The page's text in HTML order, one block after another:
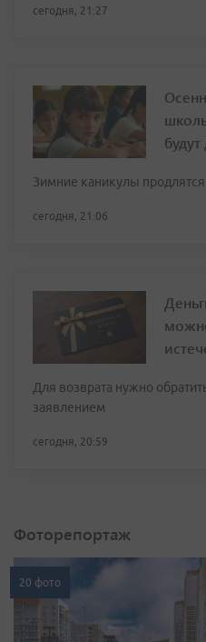
сегодня, 21:27
Зимние каникулы
сегодня, 21:06
Для возврата нужно
заявлением
сегодня, 20:59
Фоторепортаж
20 фото